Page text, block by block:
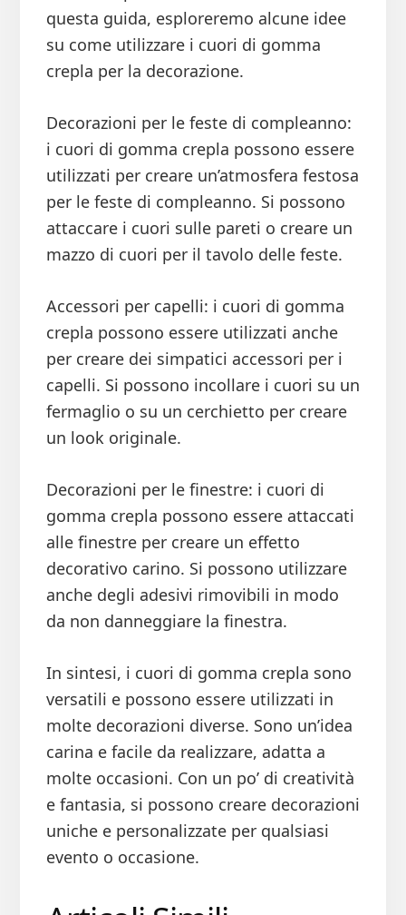
questa guida, esploreremo alcune idee
su come utilizzare i cuori di gomma
crepla per la decorazione.
Decorazioni per le feste di compleanno:
i cuori di gomma crepla possono essere
utilizzati per creare un’atmosfera festosa
per le feste di compleanno. Si possono
attaccare i cuori sulle pareti o creare un
mazzo di cuori per il tavolo delle feste.
Accessori per capelli: i cuori di gomma
crepla possono essere utilizzati anche
per creare dei simpatici accessori per i
capelli. Si possono incollare i cuori su un
fermaglio o su un cerchietto per creare
un look originale.
Decorazioni per le finestre: i cuori di
gomma crepla possono essere attaccati
alle finestre per creare un effetto
decorativo carino. Si possono utilizzare
anche degli adesivi rimovibili in modo
da non danneggiare la finestra.
In sintesi, i cuori di gomma crepla sono
versatili e possono essere utilizzati in
molte decorazioni diverse. Sono un’idea
carina e facile da realizzare, adatta a
molte occasioni. Con un po’ di creatività
e fantasia, si possono creare decorazioni
uniche e personalizzate per qualsiasi
evento o occasione.